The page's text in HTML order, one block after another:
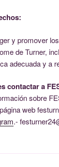
y promover
de Turner,
adecuada y a
contactar a
sobre
web
.-